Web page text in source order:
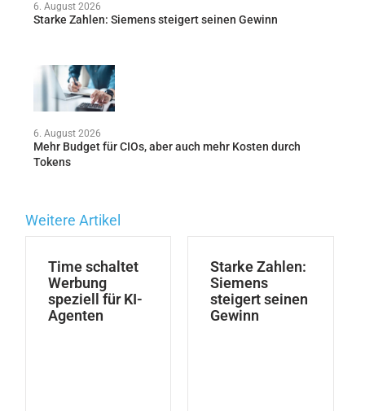
6. August 2026
Starke Zahlen: Siemens steigert seinen Gewinn
6. August 2026
Mehr Budget für CIOs, aber auch mehr Kosten durch
Tokens
Weitere Artikel
Time schaltet
Werbung
speziell für KI-
Agenten
Starke Zahlen:
Siemens
steigert seinen
Gewinn